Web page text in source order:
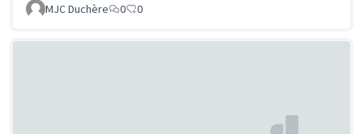
MJC Duchère
0 0